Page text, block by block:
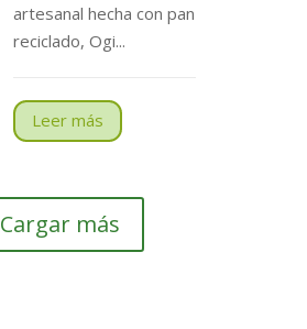
artesanal hecha con pan
reciclado, Ogi...
Leer más
Cargar más